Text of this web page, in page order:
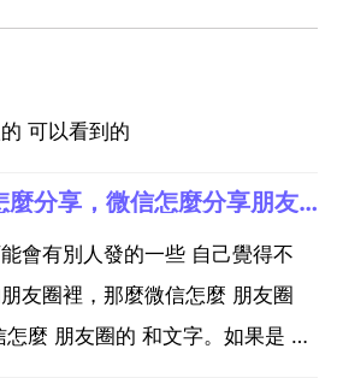
可以看到的
微信分享朋友圈怎麼分享，微信怎麼分享朋友圈
會有別人發的一些 自己覺得不
友圈裡，那麼微信怎麼 朋友圈
麼 朋友圈的 和文字。如果是 內